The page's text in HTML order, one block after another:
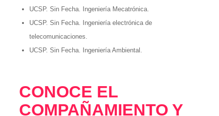
UCSP. Sin Fecha. Ingeniería Mecatrónica.
UCSP. Sin Fecha. Ingeniería electrónica de
telecomunicaciones.
UCSP. Sin Fecha. Ingeniería Ambiental.
CONOCE EL
COMPAÑAMIENTO Y